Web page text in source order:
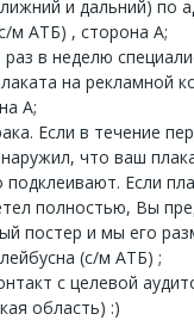
и дальний) по
м АТБ) , сторона А;
в неделю
на рекламной
А;
Если в течение
что ваш
подклеивают. Если
полностью, Вы
постер и мы его
(с/м АТБ) ;
с целевой
область) :)